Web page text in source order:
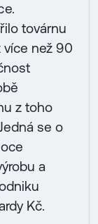
továrnu
více než 90
z toho
se o
a
Kč.